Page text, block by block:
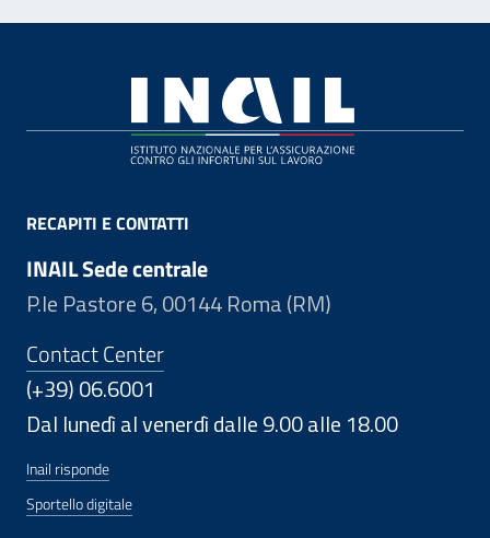
RECAPITI E CONTATTI
INAIL Sede centrale
P.le Pastore 6, 00144 Roma (RM)
Contact Center
(+39) 06.6001
Dal lunedì al venerdì dalle 9.00 alle 18.00
Inail risponde
Sportello digitale